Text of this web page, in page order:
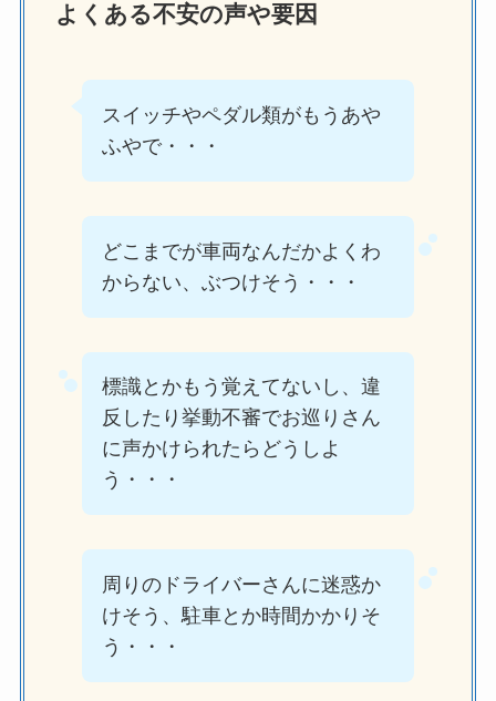
よくある不安の声や要因
スイッチやペダル類がもうあや
ふやで・・・
どこまでが車両なんだかよくわ
からない、ぶつけそう・・・
標識とかもう覚えてないし、違
反したり挙動不審でお巡りさん
に声かけられたらどうしよ
う・・・
周りのドライバーさんに迷惑か
けそう、駐車とか時間かかりそ
う・・・